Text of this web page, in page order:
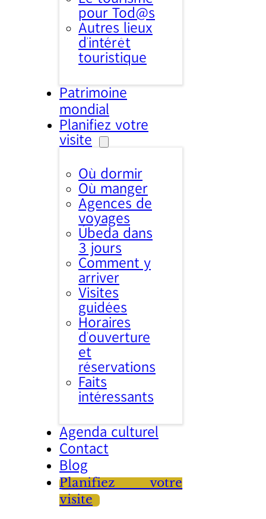
pour Tod@s
Autres lieux
d'intérêt
touristique
Patrimoine
mondial
Planifiez votre
visite
Où dormir
Où manger
Agences de
voyages
Úbeda dans
3 jours
Comment y
arriver
Visites
guidées
Horaires
d’ouverture
et
réservations
Faits
intéressants
Agenda culturel
Contact
Blog
Planifiez votre
visite